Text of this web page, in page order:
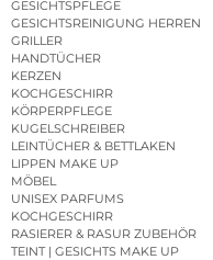
GESICHTSPFLEGE
GESICHTSREINIGUNG HERREN
GRILLER
HANDTÜCHER
KERZEN
KOCHGESCHIRR
KÖRPERPFLEGE
KUGELSCHREIBER
LEINTÜCHER & BETTLAKEN
LIPPEN MAKE UP
MÖBEL
UNISEX PARFUMS
KOCHGESCHIRR
RASIERER & RASUR ZUBEHÖR
TEINT | GESICHTS MAKE UP